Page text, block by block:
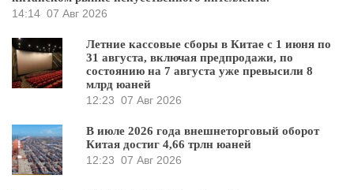
14:14 07 Авг 2026
Летние кассовые сборы в Китае с 1 июня по
31 августа, включая предпродажи, по
состоянию на 7 августа уже превысили 8
млрд юаней
12:23 07 Авг 2026
В июле 2026 года внешнеторговый оборот
Китая достиг 4,66 трлн юаней
12:23 07 Авг 2026